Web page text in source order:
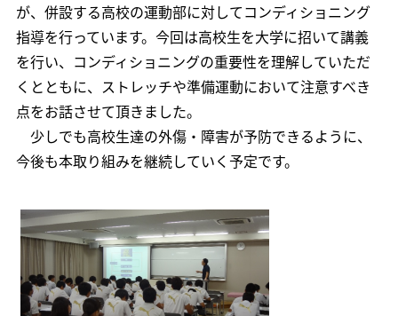
が、併設する高校の運動部に対してコンディショニング
指導を行っています。今回は高校生を大学に招いて講義
を行い、コンディショニングの重要性を理解していただ
くとともに、ストレッチや準備運動において注意すべき
点をお話させて頂きました。
少しでも高校生達の外傷・障害が予防できるように、
今後も本取り組みを継続していく予定です。